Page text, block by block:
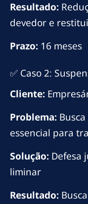
Resultado:
devedor e
Prazo: 16 meses
✅ Caso 2:
Cliente:
Problema:
essencial para
Solução: Defesa
liminar
Resultado: